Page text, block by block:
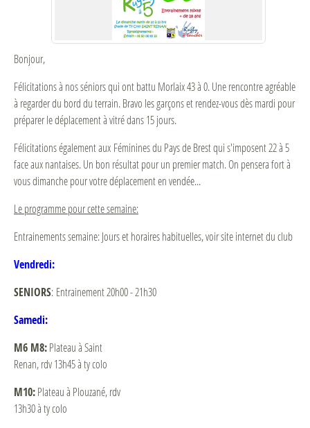
Bonjour,
Félicitations à nos séniors qui ont battu Morlaix 43 à 0. Une rencontre agréable
à regarder du bord du terrain. Bravo les garçons et rendez-vous dès mardi pour
préparer le déplacement à vitré dans 15 jours.
Félicitations également aux Féminines du Pays de Brest qui s'imposent 22 à 5
face aux nantaises. Un bon résultat pour un premier match. On pensera fort à
vous dimanche pour votre déplacement en vendée...
Le programme pour cette semaine:
Entrainements semaine: Jours et horaires habituelles, voir site internet du club
Vendredi:
SENIORS: Entrainement 20h00 - 21h30
Samedi:
M6 M8:Plateau à Saint
Renan, rdv 13h45 à ty colo
M10:Plateau à Plouzané, rdv
13h30 à ty colo